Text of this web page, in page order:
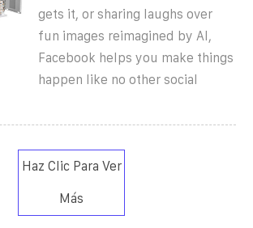
gets it, or sharing laughs over
fun images reimagined by AI,
Facebook helps you make things
happen like no other social
Haz Clic Para Ver
Más